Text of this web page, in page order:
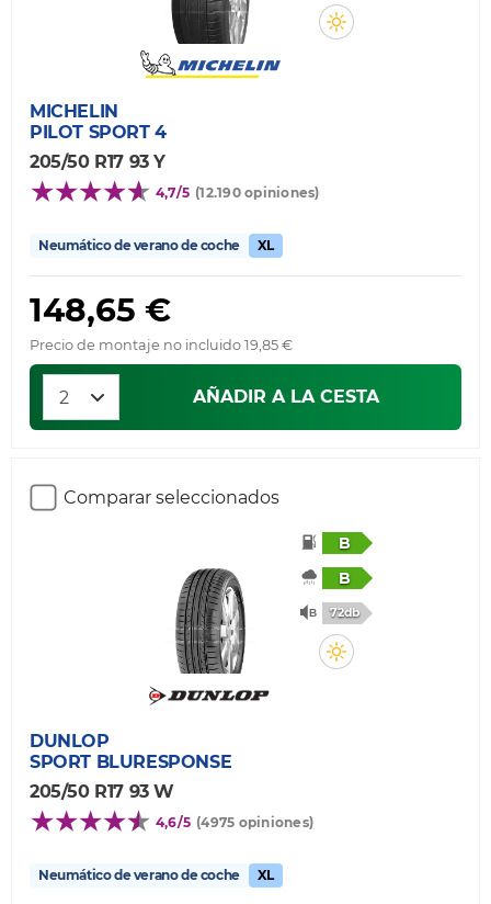
MICHELIN
PILOT SPORT 4
205/50 R17 93 Y
4,7/5 (12.190 opiniones)
Neumático de verano de coche XL
148,65 €
Precio de montaje no incluido 19,85 €
AÑADIR A LA CESTA
Comparar seleccionados
B
B
72db
DUNLOP
SPORT BLURESPONSE
205/50 R17 93 W
4,6/5 (4975 opiniones)
Neumático de verano de coche XL